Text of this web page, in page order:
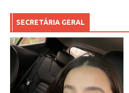
SECRETÁRIA GERAL